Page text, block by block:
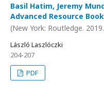
Basil Hatim, Jeremy
Advanced Resource Book
(New York: Routledge.
László Laszlóczki
204-207
PDF